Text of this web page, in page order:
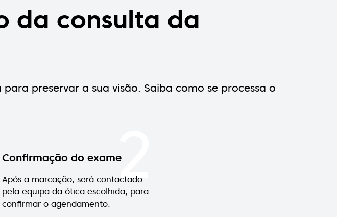
da consulta da
preservar a sua visão. Saiba como se processa o
Confirmação do exame
Após a marcação, será contactado
pela equipa da ótica escolhida, para
confirmar o agendamento.
2